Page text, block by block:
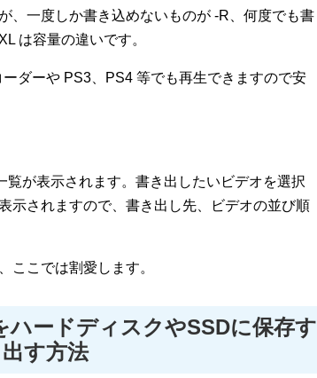
、一度しか書き込めないものが -R、何度でも書
は容量の違いです。
ダーや PS3、PS4 等でも再生できますので安
が表示されます。書き出したいビデオを選択
示されますので、書き出し先、ビデオの並び順
ここでは割愛します。
ードディスクやSSDに保存す
す方法